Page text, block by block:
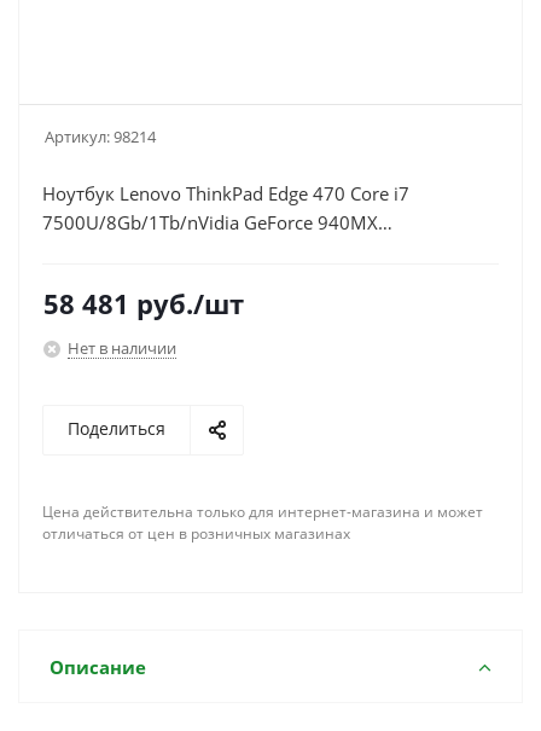
Артикул:98214
Ноутбук Lenovo ThinkPad Edge 470 Core i7
7500U/8Gb/1Tb/nVidia GeForce 940MX
58 481 руб./шт
Нет в наличии
Поделиться
Цена действительна только для интернет-магазина и может
отличаться от цен в розничных магазинах
Описание